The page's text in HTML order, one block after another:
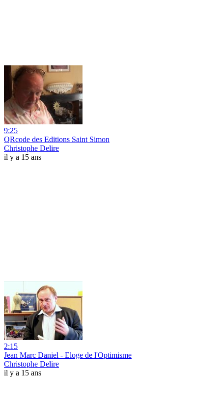
9:25
QRcode des Editions Saint Simon
Christophe Delire
il y a 15 ans
2:15
Jean Marc Daniel - Eloge de l'Optimisme
Christophe Delire
il y a 15 ans